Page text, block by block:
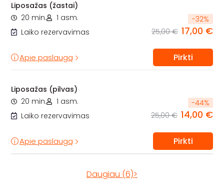
Liposažas (žastai)
20 min.
1 asm.
Laiko rezervavimas
-32%
25,00 € 17,00 €
Apie paslaugą Pirkti
Liposažas (pilvas)
20 min.
1 asm.
Laiko rezervavimas
-44%
25,00 € 14,00 €
Apie paslaugą Pirkti
Daugiau (6)>